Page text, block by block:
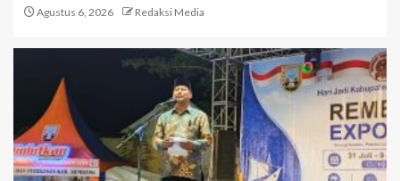
Agustus 6, 2026 Redaksi Media